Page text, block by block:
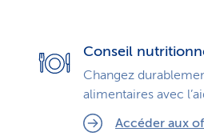
Conseil
Changez
alimentaires avec
Accéder aux